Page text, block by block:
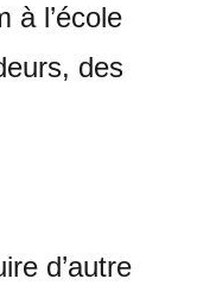
à l’école
des
d’autre